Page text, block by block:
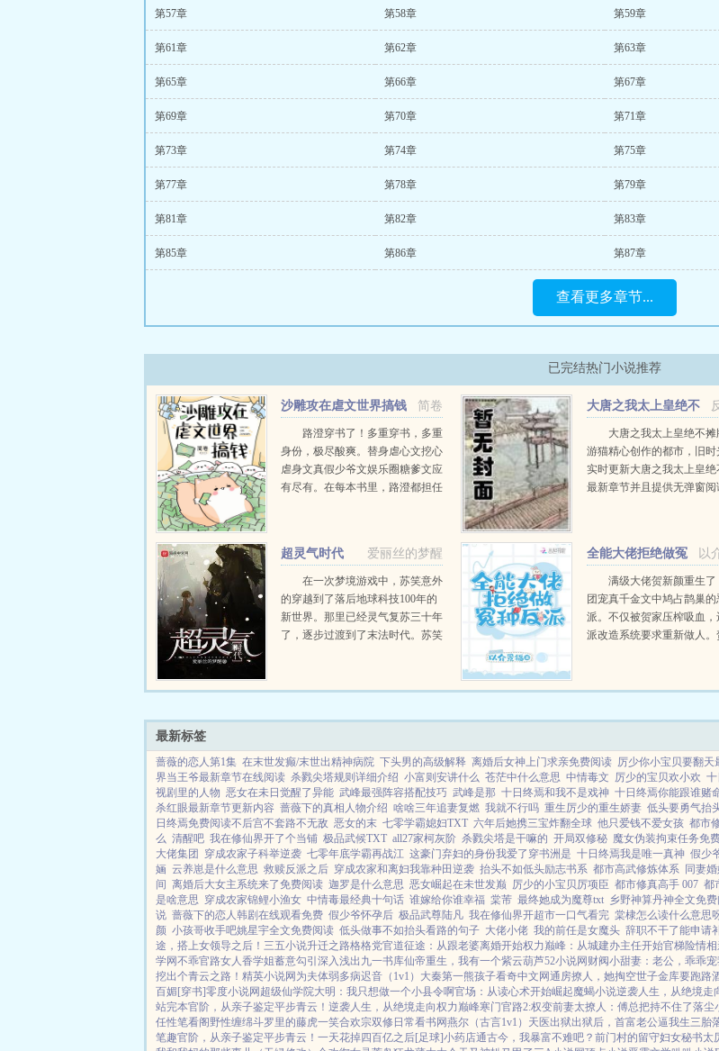
第57章 第58章 第59章
第61章 第62章 第63章
第65章 第66章 第67章
第69章 第70章 第71章
第73章 第74章 第75章
第77章 第78章 第79章
第81章 第82章 第83章
第85章 第86章 第87章
查看更多章节...
已完结热门小说推荐
简卷
沙雕攻在虐文世界搞钱
路澄穿书了！多重穿书，多重
身份，极尽酸爽。替身虐心文挖心
虐身文真假少爷文娱乐圈糖爹文应
有尽有。在每本书里，路澄都担任
大唐之我太上皇绝不
摊牌大唐之我太上皇绝不摊
游猫精心创作的都市，旧时
实时更新大唐之我太上皇绝
最新章节并且提供无弹窗阅
读者的观点。...
爱丽丝的梦醒
超灵气时代
在一次梦境游戏中，苏笑意外
的穿越到了落后地球科技100年的
新世界。那里已经灵气复苏三十年
了，逐步过渡到了末法时代。苏笑
这个能力一无所知。每次死亡才会
以
全能大佬拒绝做冤
种反派满级大佬贺新颜重生了
团宠真千金文中鸠占鹊巢的
派。不仅被贺家压榨吸血，
派改造系统要求重新做人。
贺...
最新标签
蔷薇的恋人第1集 在末世发癫/末世出精神病院 下头男的高级解释 离婚后女神上门求亲免费阅读 厉少你小宝贝要翻天
界当王爷最新章节在线阅读 杀戮尖塔规则详细介绍 小富则安讲什么 苍茫中什么意思 中情毒文 厉少的宝贝欢小欢
视剧里的人物 恶女在未日觉醒了异能 武峰最强阵容搭配技巧 武峰是那 十日终焉和我不是戏神 十日终焉你能跟谁赌
杀红眼最新章节更新内容 蔷薇下的真相人物介绍 啥啥三年追妻复燃 我就不行吗 重生厉少的重生娇妻 低头要勇气抬
日终焉免费阅读不后宫不套路不无敌 恶女的末 七零学霸媳妇TXT 六年后她携三宝炸翻全球 他只爱钱不爱女孩 都市
么 清醒吧 我在修仙界开了个当铺 极品武候TXT all27家柯灰阶 杀戮尖塔是干嘛的 开局双修秘 魔女伪装拘束任务免
大佬集团
穿成农家子科举逆袭 七零年底学霸再战江 这豪门弃妇的身份我爱了穿书洲是 十日终焉我是唯一真神 假少
婳 云养崽是什么意思 救赎反派之后 穿成农家和离妇我靠种田逆袭 抬头不如低头励志书系 都市高武修炼体系 同妻
间 离婚后大女主系统来了免费阅读 迦罗是什么意思 恶女崛起在未世发巅 厉少的小宝贝厉项臣 都市修真高手 007 都
是啥意思 穿成农家锦鲤小渔女 中情毒最经典十句话 谁嫁给你谁幸福 棠芾 最终她成为魔尊txt 乡野神算丹神全文免
说 蔷薇下的恋人韩剧在线观看免费 假少爷怀孕后 极品武尊陆凡 我在修仙界开超市一口气看完 棠棣怎么读什么意思
颜 小孩哥收手吧姚星宇全文免费阅读 低头做事不如抬头看路的句子 大佬小佬 我的前任是女魔头 辞职不干了能申请
途，搭上女领导之后！ 三五小说升迁之路格格党官道征途：从跟老婆离婚开始权力巅峰：从城建办主任开始官梯险情
学网不乖官路女人香学姐蓄意勾引 深入浅出 九一书库仙帝重生，我有一个紫云葫芦52小说网 财阀小甜妻：老公，乖乖
挖出个青云之路！ 精英小说网 为夫体弱多病迟音（1v1） 大秦第一熊孩子看奇中文网通房撩人，她掏空世子金库要跑路
百媚[穿书]零度小说网 超级仙学院大明：我只想做一个小县令啊官场：从读心术开始崛起魔蝎小说逆袭人生，从绝境走
站完本官阶，从亲子鉴定平步青云！ 逆袭人生，从绝境走向权力巅峰寒门官路2:权变前妻太撩人：傅总把持不住了落尘
任性笔看阁 野性缠绵斗罗里的藤虎一笑合欢宗双修日常看书网燕尔（古言1v1） 天医出狱出狱后，首富老公逼我生三胎
笔趣官阶，从亲子鉴定平步青云！ 一天花掉四百亿之后[足球]小药店通古今，我暴富不难吧？ 前门村的留守妇女秘书太